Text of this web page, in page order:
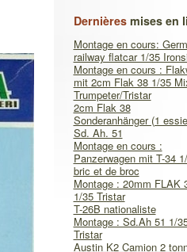
Dernièresmises en
Montage en cours:
railway flatcar 1/35
Montage en cours :
mit 2cm Flak 38 1/35
Trumpeter/Tristar
2cm Flak 38
Sonderanhänger (1
Sd. Ah. 51
Montage en cours :
Panzerwagen mit T-34
bric et de broc
Montage : 20mm FLAK
1/35 Tristar
T-26B nationaliste
Montage : Sd.Ah 51 1/
Tristar
Austin K2 Camion 2